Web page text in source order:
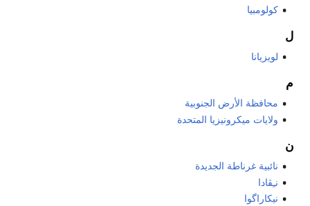
كولومبيا
ل
لويزيانا
م
محافظة الأرض الجنوبية
ولايات ميكرونيزيا المتحدة
ن
نائبية غرناطة الجديدة
نـِڤادا
نيكاراگوا